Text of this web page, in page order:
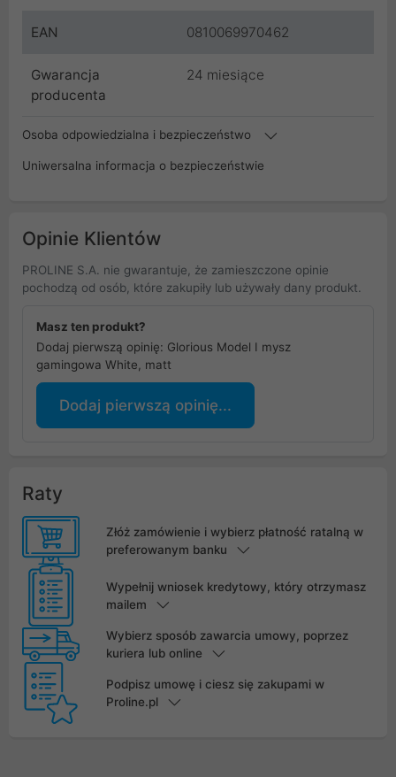
EAN 0810069970462
Gwarancja
producenta
24 miesiące
Osoba odpowiedzialna i bezpieczeństwo
Uniwersalna informacja o bezpieczeństwie
Opinie Klientów
PROLINE S.A. nie gwarantuje, że zamieszczone opinie
pochodzą od osób, które zakupiły lub używały dany produkt.
Masz ten produkt?
Dodaj pierwszą opinię: Glorious Model I mysz
gamingowa White, matt
Dodaj pierwszą opinię...
Raty
Złóż zamówienie i wybierz płatność ratalną w
preferowanym banku
Wypełnij wniosek kredytowy, który otrzymasz
mailem
Wybierz sposób zawarcia umowy, poprzez
kuriera lub online
Podpisz umowę i ciesz się zakupami w
Proline.pl